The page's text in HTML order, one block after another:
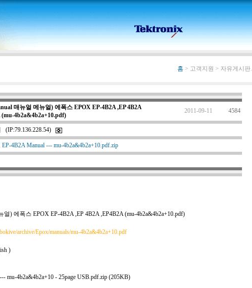
홈 > 고객지원 > 자유게시판.
매뉴얼 메뉴얼) 에폭스 EPOX EP-4B2A ,EP 4B2A
(mu-4b2a&4b2a+10.pdf)
2011-09-11 4584
(IP:79.136.228.54)
EP-4B2A Manual --- mu-4b2a&4b2a+10.pdf.zip
얼) 에폭스 EPOX EP-4B2A ,EP 4B2A ,EP4B2A (mu-4b2a&4b2a+10.pdf)
archive/Epox/manuals/mu-4b2a&4b2a+10.pdf
)
mu-4b2a&4b2a+10 - 25page USB.pdf.zip (205KB)